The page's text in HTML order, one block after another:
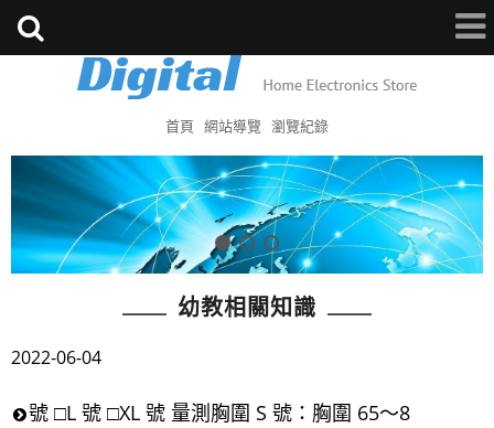
首頁 網站導覽 瀏覽紀錄
幼教相關知識
2022-06-04
號 □L 號 □XL 號 量測胸圍 S 號：胸圍 65～8